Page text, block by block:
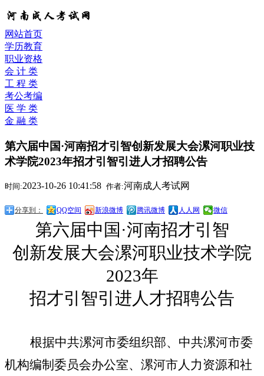
网站首页
学历教育
职业资格
会 计 类
工 程 类
考公考编
医 学 类
金 融 类
第六届中国·河南招才引智创新发展大会漯河职业技
术学院2023年招才引智引进人才招聘公告
时间:2023-10-26 10:41:58 作者:河南成人考试网
分享到： QQ空间 新浪微博 腾讯微博 人人网 微信
第六届中国 ·河南招才引智
创新发展大会漯河职业技术学院
2023年
招才引智引进人才招聘公告
根据中共漯河市委组织部、中共漯河市委
机构编制委员会办公室、漯河市人力资源和社